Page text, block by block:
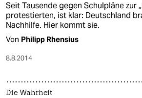
Seit Tausende gegen Schulpläne zur
protestierten, ist klar: Deutschland
Nachhilfe. Hier kommt sie.
Von Philipp Rhensius
8.8.2014
Die Wahrheit